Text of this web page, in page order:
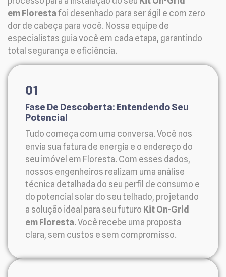
em Floresta foi desenhado para ser ágil e com zero
dor de cabeça para você. Nossa equipe de
especialistas guia você em cada etapa, garantindo
total segurança e eficiência.
01
Fase De Descoberta: Entendendo Seu
Potencial
Tudo começa com uma conversa. Você nos
envia sua fatura de energia e o endereço do
seu imóvel em Floresta. Com esses dados,
nossos engenheiros realizam uma análise
técnica detalhada do seu perfil de consumo e
do potencial solar do seu telhado, projetando
a solução ideal para seu futuro Kit On-Grid
em Floresta. Você recebe uma proposta
clara, sem custos e sem compromisso.